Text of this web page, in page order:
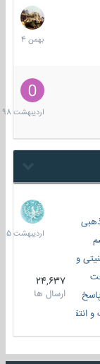
30
بهمن
1404
10
1398
و اطلاعاتی
24,637
ارسال ها
8
1405